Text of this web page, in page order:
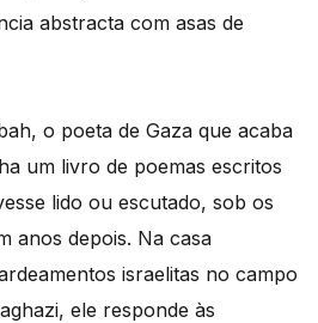
abstracta com asas de
o poeta de Gaza que acaba
um livro de poemas escritos
lido ou escutado, sob os
anos depois. Na casa
israelitas no campo
ele responde às